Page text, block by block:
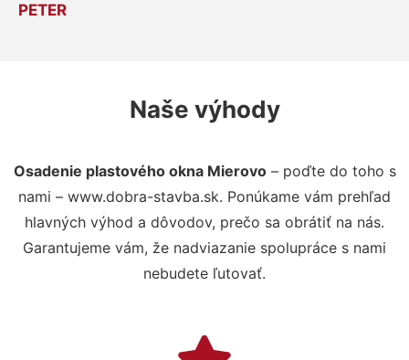
PETER
Naše výhody
Osadenie plastového okna Mierovo– poďte do toho s
nami – www.dobra-stavba.sk. Ponúkame vám prehľad
hlavných výhod a dôvodov, prečo sa obrátiť na nás.
Garantujeme vám, že nadviazanie spolupráce s nami
nebudete ľutovať.